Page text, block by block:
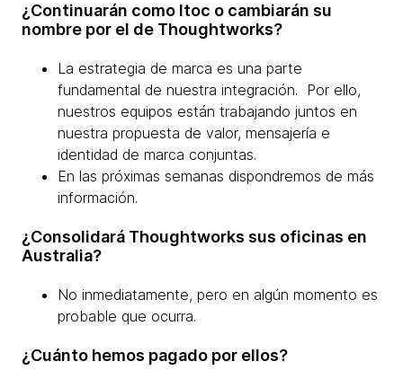
¿Continuarán como Itoc o cambiarán su
nombre por el de Thoughtworks?
La estrategia de marca es una parte
fundamental de nuestra integración. Por ello,
nuestros equipos están trabajando juntos en
nuestra propuesta de valor, mensajería e
identidad de marca conjuntas.
En las próximas semanas dispondremos de más
información.
¿Consolidará Thoughtworks sus oficinas en
Australia?
No inmediatamente, pero en algún momento es
probable que ocurra.
¿Cuánto hemos pagado por ellos?